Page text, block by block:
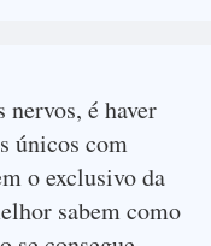
nervos, é haver
únicos com
o exclusivo da
sabem como